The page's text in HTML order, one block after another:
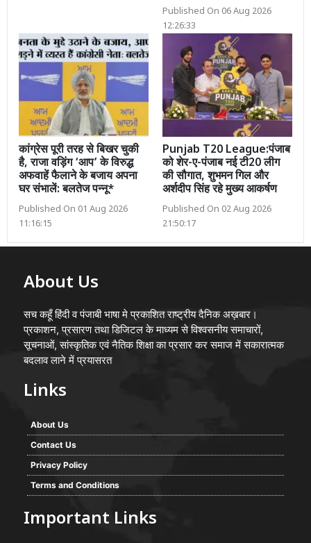
Published On 06 Aug 2026
12:26:33
कांग्रेस पूरी तरह से बिखर चुकी
है, राजा वड़िंग ‘आप’ के विरुद्ध
अफवाहें फैलाने के बजाय अपना
घर संभालें: बलतेज पन्नू*
Published On 01 Aug 2026
11:16:15
Punjab T20 League:पंजाब
को शेर-ए-पंजाब नई टी20 लीग
की सौगात, शुभमन गिल और
अर्शदीप सिंह रहे मुख्य आकर्षण
Published On 02 Aug 2026
21:50:17
About Us
सच कहूँ हिंदी व पंजाबी भाषा मे प्रकाशित राष्ट्रीय दैनिक अख़बार।
प्रकाशन, प्रसारण तथा डिजिटल के माध्यम से विश्वसनीय समाचारों,
सूचनाओं, सांस्कृतिक एवं नैतिक शिक्षा का प्रसार कर समाज में सकारात्मक
बदलाव लाने में प्रयासरत
Links
About Us
Contact Us
Privacy Policy
Terms and Conditions
Important Links